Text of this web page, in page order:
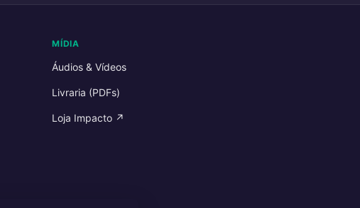
MÍDIA
Áudios & Vídeos
Livraria (PDFs)
Loja Impacto ↗